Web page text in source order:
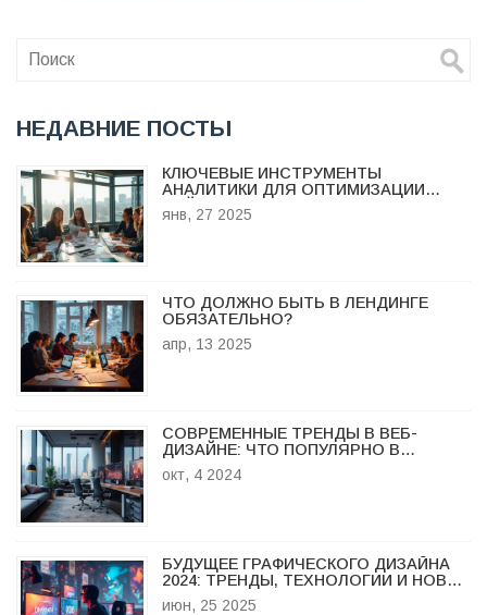
НЕДАВНИЕ ПОСТЫ
КЛЮЧЕВЫЕ ИНСТРУМЕНТЫ
АНАЛИТИКИ ДЛЯ ОПТИМИЗАЦИИ
САЙТА
янв, 27 2025
ЧТО ДОЛЖНО БЫТЬ В ЛЕНДИНГЕ
ОБЯЗАТЕЛЬНО?
апр, 13 2025
СОВРЕМЕННЫЕ ТРЕНДЫ В ВЕБ-
ДИЗАЙНЕ: ЧТО ПОПУЛЯРНО В
ИНТЕРЬЕРЕ СЕГОДНЯ
окт, 4 2024
БУДУЩЕЕ ГРАФИЧЕСКОГО ДИЗАЙНА
2024: ТРЕНДЫ, ТЕХНОЛОГИИ И НОВЫЕ
ГОРИЗОНТЫ
июн, 25 2025